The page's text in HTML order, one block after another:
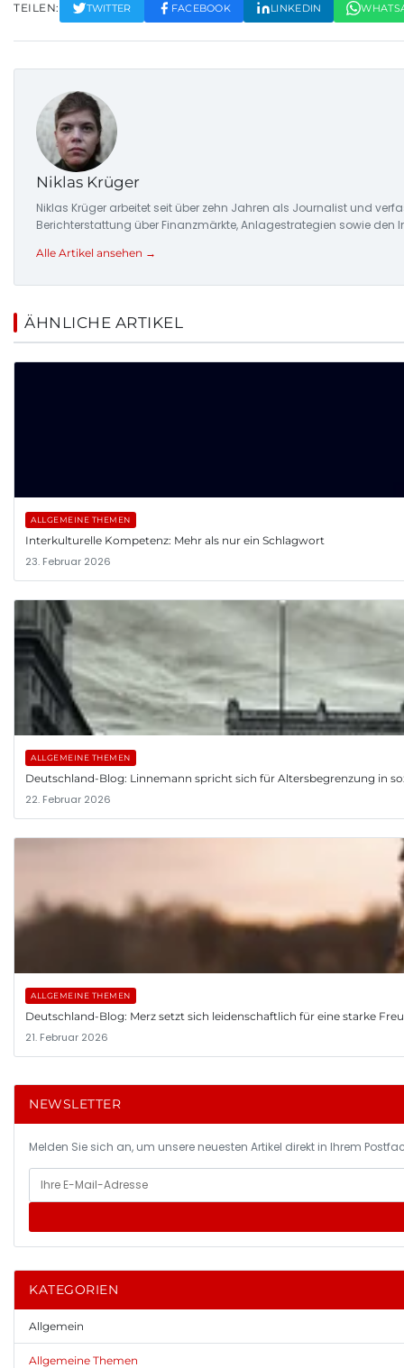
TEILEN: TWITTER FACEBOOK LINKEDIN
Niklas Krüger
Niklas Krüger arbeitet seit über zehn Jahren als Journalist und
Berichterstattung über Finanzmärkte, Anlagestrategien sowie
Alle Artikel ansehen →
ÄHNLICHE ARTIKEL
ALLGEMEINE THEMEN
Interkulturelle Kompetenz: Mehr als nur ein Schlagwort
23. Februar 2026
ALLGEMEINE THEMEN
Deutschland-Blog: Linnemann spricht sich für Altersbegrenzung in
22. Februar 2026
ALLGEMEINE THEMEN
Deutschland-Blog: Merz setzt sich leidenschaftlich für eine starke
21. Februar 2026
NEWSLETTER
Melden Sie sich an, um unsere neuesten Artikel direkt in Ihrem
KATEGORIEN
Allgemein
Allgemeine Themen